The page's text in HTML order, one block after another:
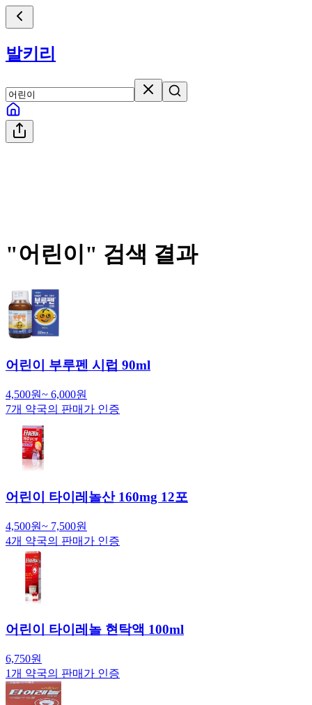
발키리
"어린이" 검색 결과
어린이 부루펜 시럽 90ml
4,500원~ 6,000원
7개 약국의 판매가 인증
어린이 타이레놀산 160mg 12포
4,500원~ 7,500원
4개 약국의 판매가 인증
어린이 타이레놀 현탁액 100ml
6,750원
1개 약국의 판매가 인증